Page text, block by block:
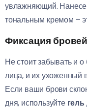
увлажняющий.
тональным кремом –
Фиксация
Не стоит забывать и
лица, и их ухоженный
Если ваши брови
дня, используйте